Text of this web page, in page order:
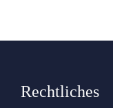
Rechtliches